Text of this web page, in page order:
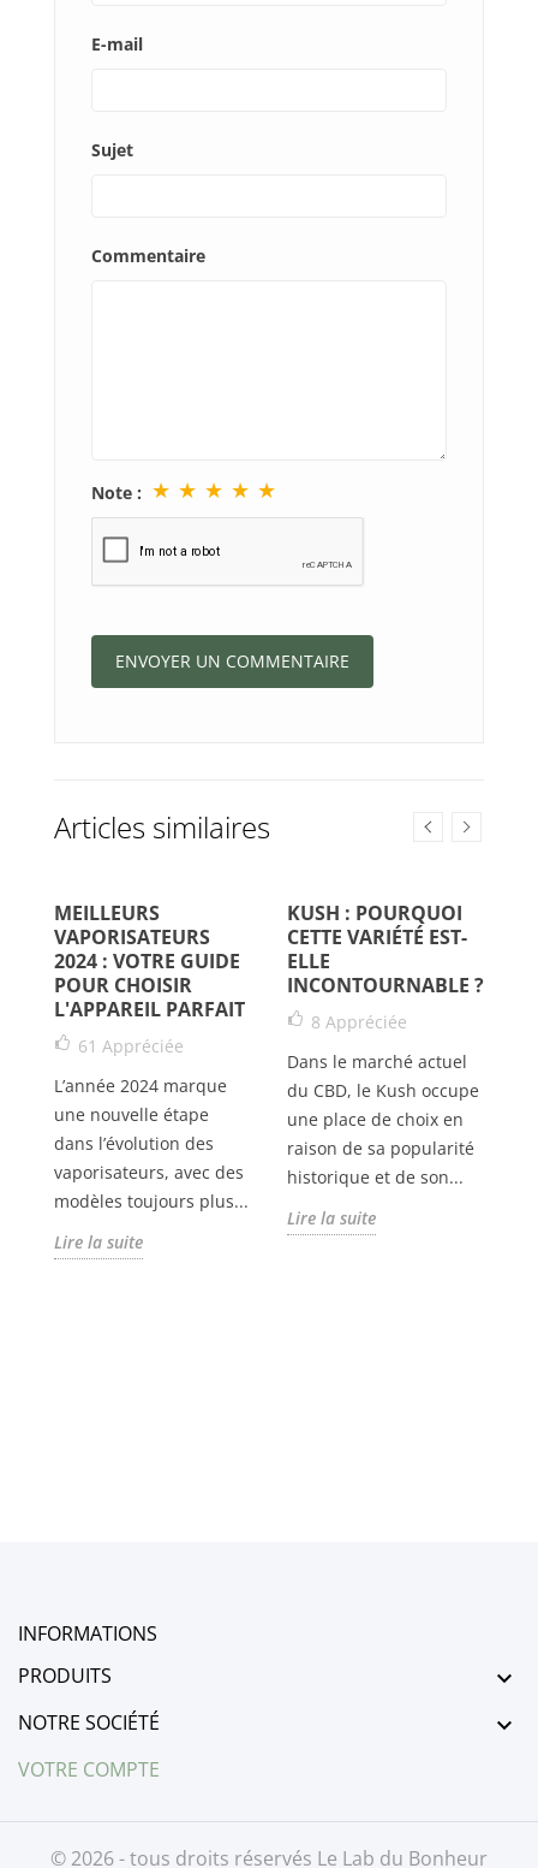
E-mail
Sujet
Commentaire
Note : ★ ★ ★ ★ ★
Articles similaires
MEILLEURS
VAPORISATEURS
2024 : VOTRE GUIDE
POUR CHOISIR
L'APPAREIL PARFAIT
61 Appréciée
L’année 2024 marque
une nouvelle étape
dans l’évolution des
vaporisateurs, avec des
modèles toujours plus...
Lire la suite
KUSH : POURQUOI
CETTE VARIÉTÉ EST-
ELLE
INCONTOURNABLE ?
8 Appréciée
Dans le marché actuel
du CBD, le Kush occupe
une place de choix en
raison de sa popularité
historique et de son...
Lire la suite
INFORMATIONS
PRODUITS

NOTRE SOCIÉTÉ 
VOTRE COMPTE
© 2026 - tous droits réservés Le Lab du Bonheur